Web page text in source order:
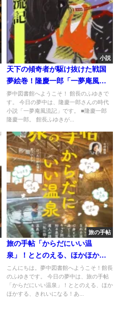
小説
天下の傾奇者が駆け抜けた戦国
夢絵巻！隆慶一郎「一夢庵風流
記」
夢中図書館へようこそ！ 館長のふゆきで
す。 今日の夢中は、隆慶一郎さんの時代
小説「一夢庵風流記」です。 ■隆慶一郎
隆慶一郎。 館長ふゆきが...
旅の手帖
旅の手帖「からだにいい温
泉」！ととのえる、ほかほかす
る、きれいになる！あなたに効
く温泉旅へ
こんにちは。夢中図書館へようこそ！館長
のふゆきです。 今日の夢中は、旅の手帖
「からだにいい温泉」！ととのえる、ほか
ほかする、きれいになる！あ...